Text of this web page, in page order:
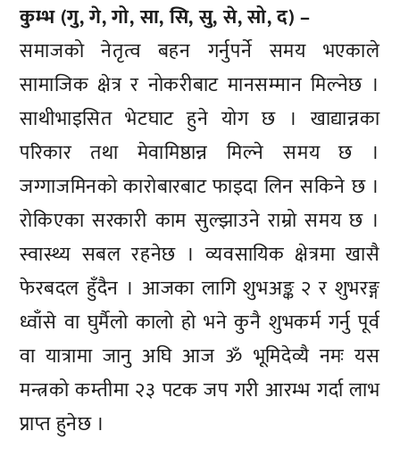
कुम्भ (गु, गे, गो, सा, सि, सु, से, सो, द) –
समाजको नेतृत्व बहन गर्नुपर्ने समय भएकाले
सामाजिक क्षेत्र र नोकरीबाट मानसम्मान मिल्नेछ ।
साथीभाइसित भेटघाट हुने योग छ । खाद्यान्नका
परिकार तथा मेवामिष्ठान्न मिल्ने समय छ ।
जग्गाजमिनको कारोबारबाट फाइदा लिन सकिने छ ।
रोकिएका सरकारी काम सुल्झाउने राम्रो समय छ ।
स्वास्थ्य सबल रहनेछ । व्यवसायिक क्षेत्रमा खासै
फेरबदल हुँदैन । आजका लागि शुभअङ्क २ र शुभरङ्ग
ध्वाँसे वा घुर्मैलो कालो हो भने कुनै शुभकर्म गर्नु पूर्व
वा यात्रामा जानु अघि आज ॐ भूमिदेव्यै नमः यस
मन्त्रको कम्तीमा २३ पटक जप गरी आरम्भ गर्दा लाभ
प्राप्त हुनेछ ।